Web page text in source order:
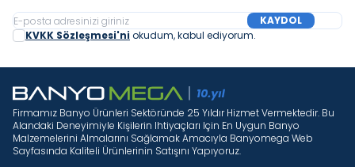
KAYDOL
KVKK Sözleşmesi'ni okudum, kabul ediyorum.
Firmamız Banyo Ürünleri Sektöründe 25 Yıldır Hizmet Vermektedir. Bu
Alandaki Deneyimiyle Kişilerin Ihtiyaçları Için En Uygun Banyo
Malzemelerini Almalarını Sağlamak Amacıyla Banyomega Web
Sayfasında Kaliteli Ürünlerinin Satışını Yapıyoruz.